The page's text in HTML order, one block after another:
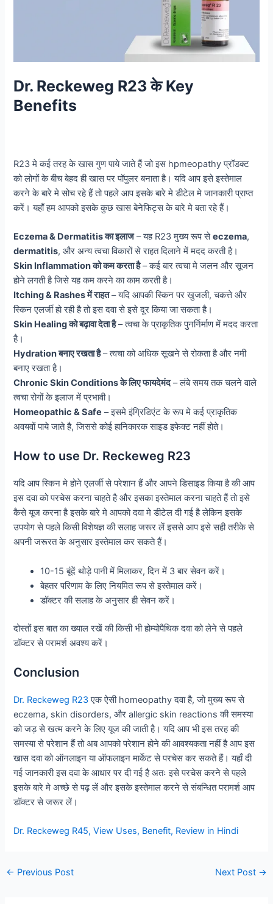
Dr. Reckeweg R23 के Key
Benefits
R23 मे कई तरह के खास गुण पाये जाते हैं जो इस hpmeopathy प्रॉडक्ट
को लोगों के बीच बेहद ही खास पर पॉपुलर बनाता है। यदि आप इसे इस्तेमाल
करने के बारे मे सोच रहे हैं तो पहले आप इसके बारे मे डीटेल मे जानकारी प्राप्त
करें। यहाँ हम आपको इसके कुछ खास बेनेफिट्स के बारे मे बता रहे हैं।
Eczema & Dermatitis का इलाज– यह R23 मुख्य रूप सेeczema,
dermatitis, और अन्य त्वचा विकारों से राहत दिलाने में मदद करती है।
Skin Inflammation को कम करता है– कई बार त्वचा मे जलन और सूजन
होने लगती है जिसे यह कम करने का काम करती है।
Itching & Rashes में राहत– यदि आपकी स्किन पर खुजली, चकत्ते और
स्किन एलर्जी हो रही है तो इस दवा से इसे दूर किया जा सकता है।
Skin Healing को बढ़ावा देता है– त्वचा के प्राकृतिक पुनर्निर्माण में मदद करता
है।
Hydration बनाए रखता है– त्वचा को अधिक सूखने से रोकता है और नमी
बनाए रखता है।
Chronic Skin Conditions के लिए फायदेमंद– लंबे समय तक चलने वाले
त्वचा रोगों के इलाज में प्रभावी।
Homeopathic & Safe – इसमे इंग्रिडिएंट के रूप मे कई प्राकृतिक
अवयवों पाये जाते है, जिससे कोई हानिकारक साइड इफेक्ट नहीं होते।
How to use Dr. Reckeweg R23
यदि आप स्किन मे होने एलर्जी से परेशान हैं और आपने डिसाइड किया है की आप
इस दवा को परचेस करना चाहते है और इसका इस्तेमाल करना चाहते हैं तो इसे
कैसे यूज करना है इसके बारे मे आपको दवा मे डीटेल दी गई है लेकिन इसके
उपयोग से पहले किसी विशेषज्ञ की सलाह जरूर लें इससे आप इसे सही तरीके से
अपनी जरूरत के अनुसार इस्तेमाल कर सकते हैं।
10-15 बूंदें थोड़े पानी में मिलाकर, दिन में 3 बार सेवन करें।
बेहतर परिणाम के लिए नियमित रूप से इस्तेमाल करें।
डॉक्टर की सलाह के अनुसार ही सेवन करें।
दोस्तों इस बात का ख्याल रखें की किसी भी होम्योपैथिक दवा को लेने से पहले
डॉक्टर से परामर्श अवश्य करें।
Conclusion
Dr. Reckeweg R23एक ऐसी homeopathy दवा है, जो मुख्य रूप से
eczema, skin disorders, और allergic skin reactions की समस्या
को जड़ से खत्म करने के लिए यूज की जाती है। यदि आप भी इस तरह की
समस्या से परेशान हैं तो अब आपको परेशान होने की आवश्यकता नहीं है आप इस
खास दवा को ऑनलाइन या ऑफलाइन मार्केट से परचेस कर सकते हैं। यहाँ दी
गई जानकारी इस दवा के आधार पर दी गई है अतः इसे परचेस करने से पहले
इसके बारे मे अच्छे से पढ़ लें और इसके इस्तेमाल करने से संबन्धित परामर्श आप
डॉक्टर से जरूर लें।
Dr. Reckeweg R45, View Uses, Benefit, Review in Hindi
Post
← Previous Post Next Post →